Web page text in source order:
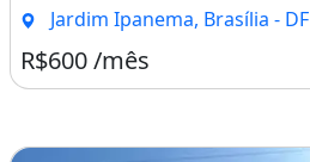
Jardim Ipanema, Brasília - DF
R$600 /mês